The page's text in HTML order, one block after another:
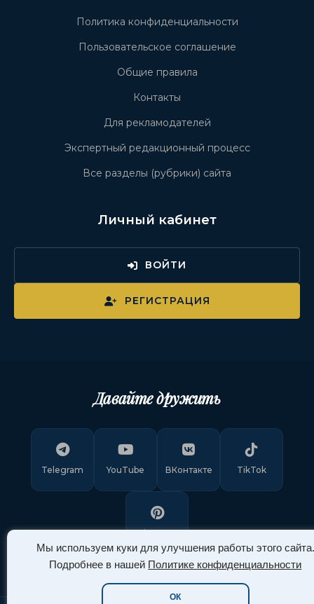
Мы используем куки для улучшения работы этого сайта.
Подробнее в нашей Политике конфиденциальности
ОК
Политика конфиденциальности
Пользовательское соглашение
Общие правила
Контакты
Для рекламодателей
Экспертный редакционный процесс
Все разделы (рубрики) сайта
Личный кабинет
ВОЙТИ
РЕГИСТРАЦИЯ
Давайте дружить
Telegram YouTube ВКонтакте TikTok
Pinterest